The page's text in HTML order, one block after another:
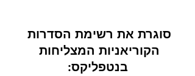
סוגרת את רשימת הסדרות
הקוריאניות המצליחות
בנטפליקס: